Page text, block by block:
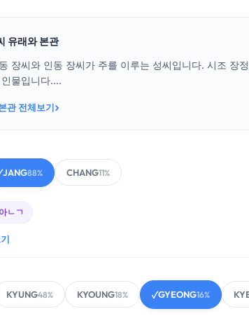
유래와 본관
장씨와 인동 장씨가 주를 이루는 성씨입니다. 시조 장
물입니다....
관 전체보기›
JANG88% CHANG11%
ㄴㄱ
KYUNG48% KYOUNG18% ✓GYEONG16%